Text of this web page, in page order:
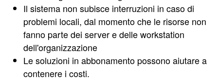
Il sistema non subisce interruzioni in caso di
problemi locali, dal momento che le risorse non
fanno parte dei server e delle workstation
dell'organizzazione
Le soluzioni in abbonamento possono aiutare a
contenere i costi.